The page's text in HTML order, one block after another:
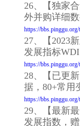
26、【独家
外并购详细
https://
27、【2023
发展指标
https://
28、【已更
据，80+常用
https://
29、【最新
发展指数，